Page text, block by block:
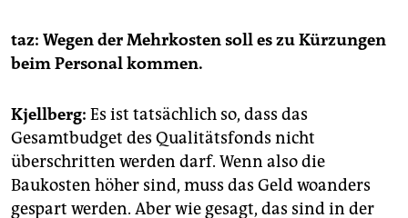
taz: Wegen der Mehrkosten soll es zu Kürzungen
beim Personal kommen.
Kjellberg: Es ist tatsächlich so, dass das
Gesamtbudget des Qualitätsfonds nicht
überschritten werden darf. Wenn also die
Baukosten höher sind, muss das Geld woanders
gespart werden. Aber wie gesagt, das sind in der